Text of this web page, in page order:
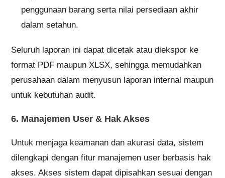
penggunaan barang serta nilai persediaan akhir
dalam setahun.
Seluruh laporan ini dapat dicetak atau diekspor ke
format PDF maupun XLSX, sehingga memudahkan
perusahaan dalam menyusun laporan internal maupun
untuk kebutuhan audit.
6. Manajemen User & Hak Akses
Untuk menjaga keamanan dan akurasi data, sistem
dilengkapi dengan fitur manajemen user berbasis hak
akses. Akses sistem dapat dipisahkan sesuai dengan